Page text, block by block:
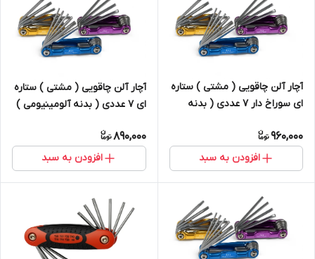
آچار آلن چاقویی ( مشتی ) ستاره
ای سوراخ دار 7 عددی ( بدنه
960,000
افزودن به سبد
آچار آلن چاقویی ( مشتی ) ستاره
ای 7 عددی ( بدنه آلومینیومی )
890,000
افزودن به سبد